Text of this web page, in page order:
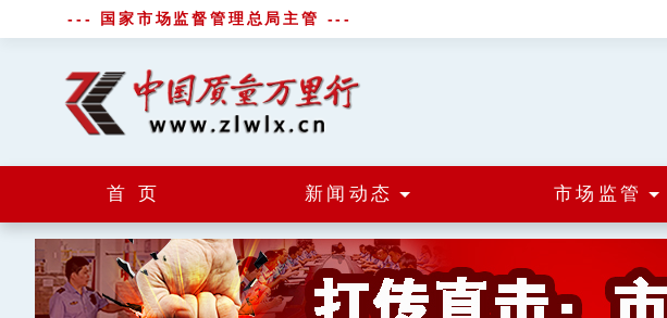
--- 国家市场监督管理总局主管 ---
首 页 新闻动态 市场监管